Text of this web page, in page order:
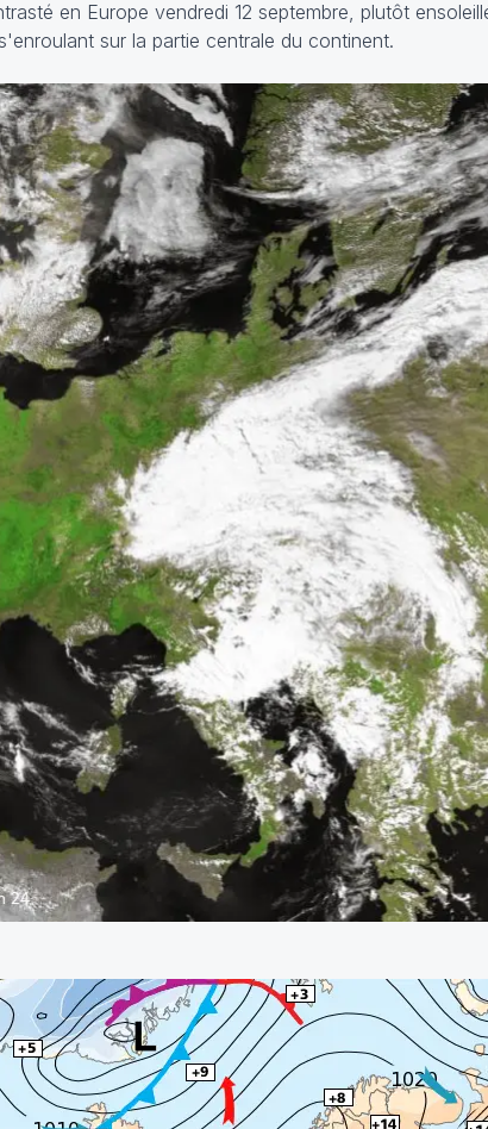
en Europe vendredi 12 septembre, plutôt
sur la partie centrale du continent.